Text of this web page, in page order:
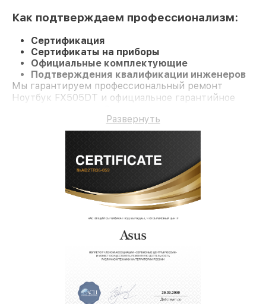
Как подтверждаем профессионализм:
Сертификация
Сертификаты на приборы
Официальные комплектующие
Подтверждения квалификации инженеров
Мы гарантируем профессиональный ремонт
Ноутбук FX505DT и официальное гарантийное
Развернуть